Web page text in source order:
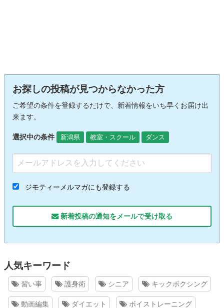
お探しの投稿が見つからなかった方
ご希望の条件を登録するだけで、新着情報をいち早くお届け出
来ます。
選択中の条件 新潟県 教室・スクール ダンス
ジモティーメルマガにも登録する
新着投稿の通知をメールで受け取る
人気キーワード
習い事 護身術 シニア キックボクシング
動画編集 ダイエット ボイストレーニング